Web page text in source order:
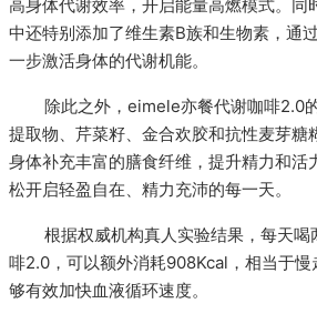
高身体代谢效率，开启能量高燃模式。
中还特别添加了维生素B族和生物素，通
一步激活身体的代谢机能。
除此之外，eimele亦餐代谢咖啡2.0
提取物、芹菜籽、金合欢胶和抗性麦芽糖
身体补充丰富的膳食纤维，提升精力和活
松开启轻盈自在、精力充沛的每一天。
根据权威机构真人实验结果，每天
啡2.0，可以额外消耗908Kcal，相当于
够有效加快血液循环速度。